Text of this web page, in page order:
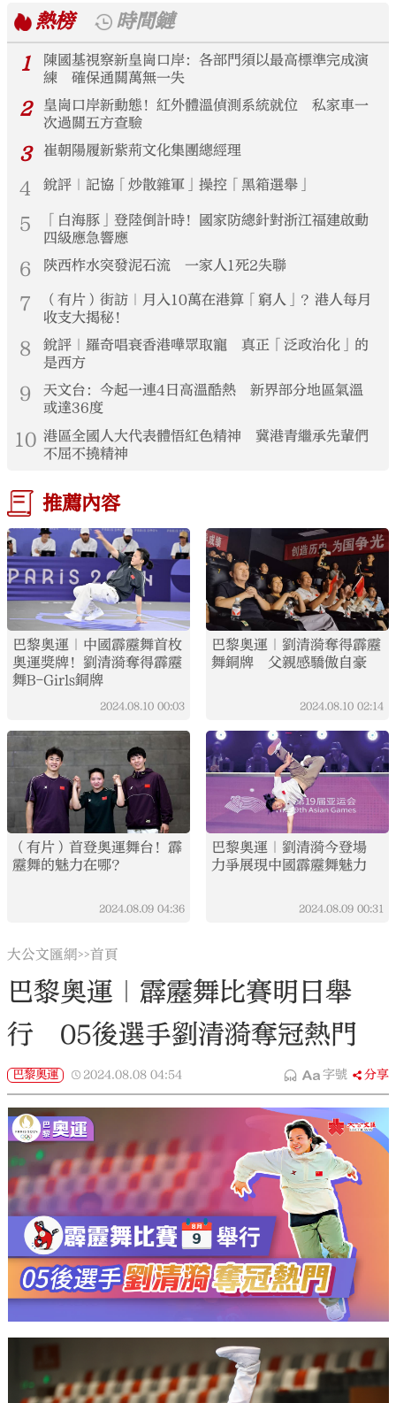
熱榜
時間鏈
1
陳國基視察新皇崗口岸：各部門須以最高標準完成演
練 確保通關萬無一失
2
皇崗口岸新動態！紅外體溫偵測系統就位 私家車一
次過關五方查驗
3 崔朝陽履新紫荊文化集團總經理
4 銳評｜記協「炒散雜軍」操控「黑箱選舉」
5
「白海豚」登陸倒計時！國家防總針對浙江福建啟動
四級應急響應
6 陝西柞水突發泥石流 一家人1死2失聯
7
（有片）街訪｜月入10萬在港算「窮人」？港人每月
收支大揭秘！
8
銳評｜羅奇唱衰香港嘩眾取寵 真正「泛政治化」的
是西方
9
天文台：今起一連4日高溫酷熱 新界部分地區氣溫
或達36度
10 港區全國人大代表體悟紅色精神 冀港青繼承先輩們
不屈不撓精神
推薦內容
巴黎奧運｜中國霹靂舞首枚
奧運獎牌！劉清漪奪得霹靂
舞B-Girls銅牌
2024.08.10 00:03
巴黎奧運｜劉清漪奪得霹靂
舞銅牌 父親感驕傲自豪
2024.08.10 02:14
（有片）首登奧運舞台！霹
靂舞的魅力在哪？
2024.08.09 04:36
巴黎奧運｜劉清漪今登場
力爭展現中國霹靂舞魅力
2024.08.09 00:31
大公文匯網>>首頁
巴黎奧運｜霹靂舞比賽明日舉
行 05後選手劉清漪奪冠熱門
巴黎奧運 2024.08.08 04:54 字號 分享